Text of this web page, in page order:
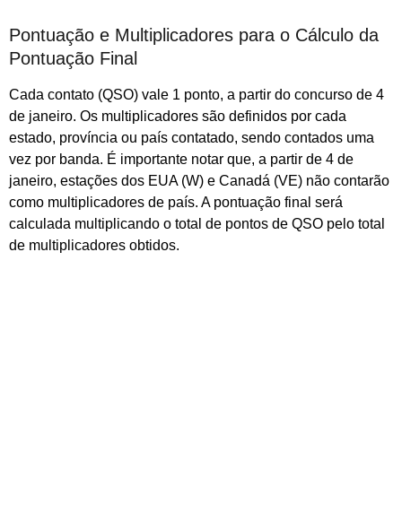
Pontuação e Multiplicadores para o Cálculo da
Pontuação Final
Cada contato (QSO) vale 1 ponto, a partir do concurso de 4
de janeiro. Os multiplicadores são definidos por cada
estado, província ou país contatado, sendo contados uma
vez por banda. É importante notar que, a partir de 4 de
janeiro, estações dos EUA (W) e Canadá (VE) não contarão
como multiplicadores de país. A pontuação final será
calculada multiplicando o total de pontos de QSO pelo total
de multiplicadores obtidos.